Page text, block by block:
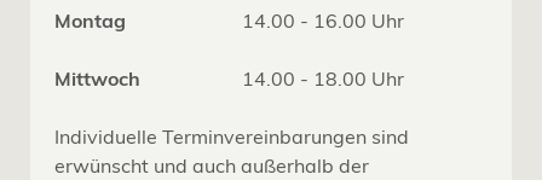
Montag 14.00 - 16.00 Uhr
Mittwoch 14.00 - 18.00 Uhr
Individuelle Terminvereinbarungen sind
erwünscht und auch außerhalb der